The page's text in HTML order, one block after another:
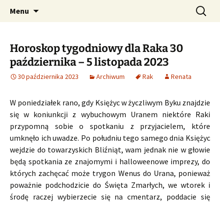
CzaroMarowy horoskop
dzienny, miesięczny i
tygodniowy
Profesjonalne przepowiednie astrologiczne
Menu Szukaj:
Horoskop tygodniowy dla Raka 30
października – 5 listopada 2023
30 października 2023 Archiwum Rak Renata
W poniedziałek rano, gdy Księżyc w życzliwym Byku znajdzie
się w koniunkcji z wybuchowym Uranem niektóre Raki
przypomną sobie o spotkaniu z przyjacielem, które
umknęło ich uwadze. Po południu tego samego dnia Księżyc
wejdzie do towarzyskich Bliźniąt, wam jednak nie w głowie
będą spotkania ze znajomymi i halloweenowe imprezy, do
których zachęcać może trygon Wenus do Urana, ponieważ
poważnie podchodzicie do Święta Zmarłych, we wtorek i
środę raczej wybierzecie się na cmentarz, poddacie się